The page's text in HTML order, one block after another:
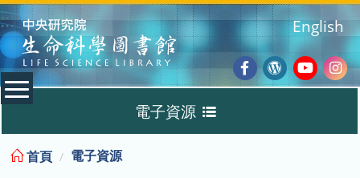
:::
Facebook
Wordpress
English
電子資源
首頁 電子資源